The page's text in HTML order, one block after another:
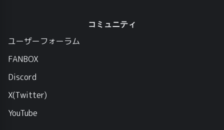
コミュニティ
ユーザーフォーラム
FANBOX
Discord
X(Twitter)
YouTube